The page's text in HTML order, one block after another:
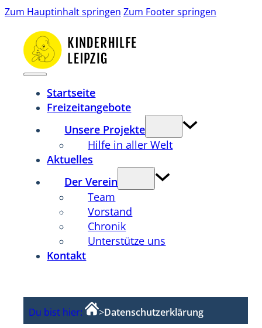
Zum Hauptinhalt springen Zum Footer springen
Startseite
Freizeitangebote
Unsere Projekte
Hilfe in aller Welt
Aktuelles
Der Verein
Team
Vorstand
Chronik
Unterstütze uns
Kontakt
Du bist hier: >Datenschutzerklärung